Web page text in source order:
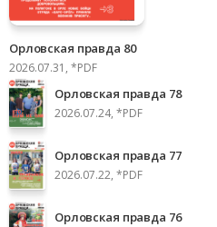
Орловская правда 80
2026.07.31, *PDF
Орловская правда 78
2026.07.24, *PDF
Орловская правда 77
2026.07.22, *PDF
Орловская правда 76